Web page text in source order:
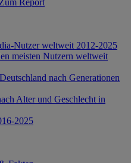
Nutzer weltweit 2012-2025
meisten Nutzern weltweit
nach Generationen
Alter und Geschlecht in
2025